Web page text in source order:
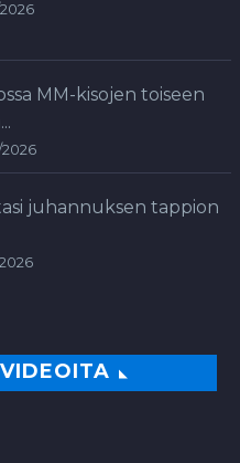
MM-kisojen toiseen
juhannuksen tappion